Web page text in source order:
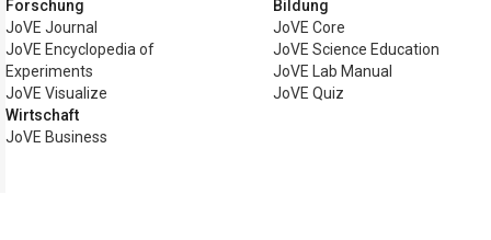
Forschung
JoVE Journal
JoVE Encyclopedia of
Experiments
JoVE Visualize
Wirtschaft
JoVE Business
Bildung
JoVE Core
JoVE Science Education
JoVE Lab Manual
JoVE Quiz